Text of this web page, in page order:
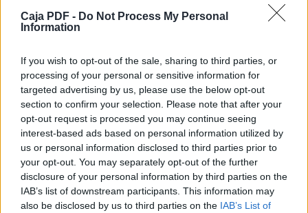
Caja PDF - Do Not Process My Personal
Information
If you wish to opt-out of the sale, sharing to third parties, or
processing of your personal or sensitive information for
targeted advertising by us, please use the below opt-out
section to confirm your selection. Please note that after your
opt-out request is processed you may continue seeing
interest-based ads based on personal information utilized by
us or personal information disclosed to third parties prior to
your opt-out. You may separately opt-out of the further
disclosure of your personal information by third parties on the
IAB’s list of downstream participants. This information may
also be disclosed by us to third parties on the IAB’s List of
Descargar el documento (PDF)
CASO PRACTICO N_ 5.pdf (PDF, 6 KB)
Descargar